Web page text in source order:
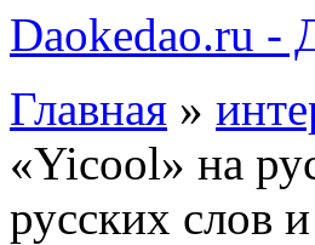
Daokedao.ru -
Главная »
«Yicool» на
русских слов